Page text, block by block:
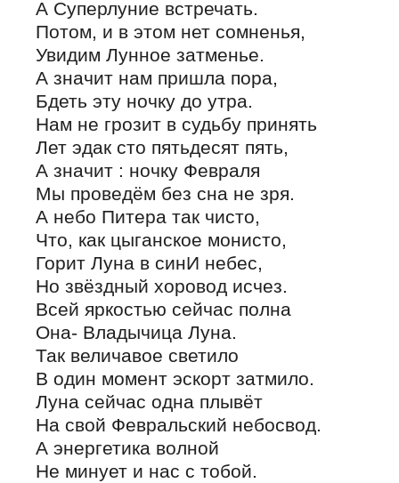
А Суперлуние встречать.
Потом, и в этом нет сомненья,
Увидим Лунное затменье.
А значит нам пришла пора,
Бдеть эту ночку до утра.
Нам не грозит в судьбу принять
Лет эдак сто пятьдесят пять,
А значит : ночку Февраля
Мы проведём без сна не зря.
А небо Питера так чисто,
Что, как цыганское монисто,
Горит Луна в синИ небес,
Но звёздный хоровод исчез.
Всей яркостью сейчас полна
Она- Владычица Луна.
Так величавое светило
В один момент эскорт затмило.
Луна сейчас одна плывёт
На свой Февральский небосвод.
А энергетика волной
Не минует и нас с тобой.